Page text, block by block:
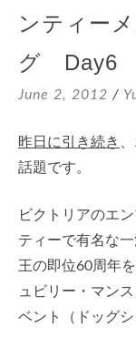
ンティー
グ Day6
June 2, 2012 /
昨日に引き続き
話題です。
ビクトリアのエ
ティーで有名な
王の即位60周年
ュビリー・マン
ベント（ドッグ